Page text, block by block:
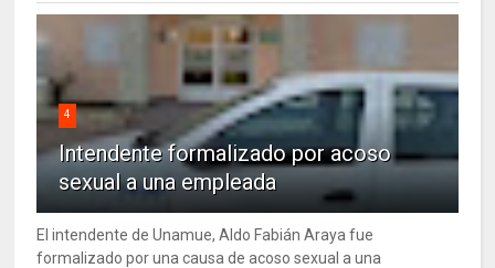
4
Intendente formalizado por acoso
sexual a una empleada
El intendente de Unamue, Aldo Fabián Araya fue
formalizado por una causa de acoso sexual a una